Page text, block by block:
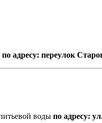
по адресу: переулок
воды по адресу: